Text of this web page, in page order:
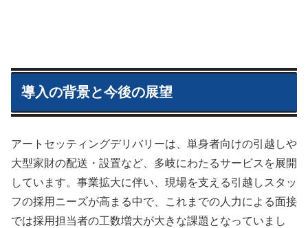
導入の背景と今後の展望
アートセッティングデリバリーは、単身者向けの引越しや
大型家財の配送・設置など、多岐にわたるサービスを展開
しています。事業拡大に伴い、現場を支える引越しスタッ
フの採用ニーズが高まる中で、これまでの人力による面接
では採用担当者の工数増大が大きな課題となっていまし